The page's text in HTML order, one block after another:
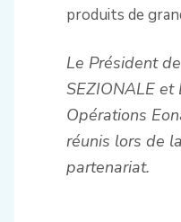
produits de
Le Président
SEZIONALE et
Opérations
réunis lors de
partenariat.